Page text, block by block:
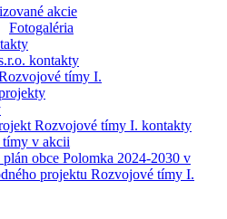
akcie
Fotogaléria
kontakty
tímy I.
Rozvojové tímy I. kontakty
v akcii
obce Polomka 2024-2030 v
projektu Rozvojové tímy I.